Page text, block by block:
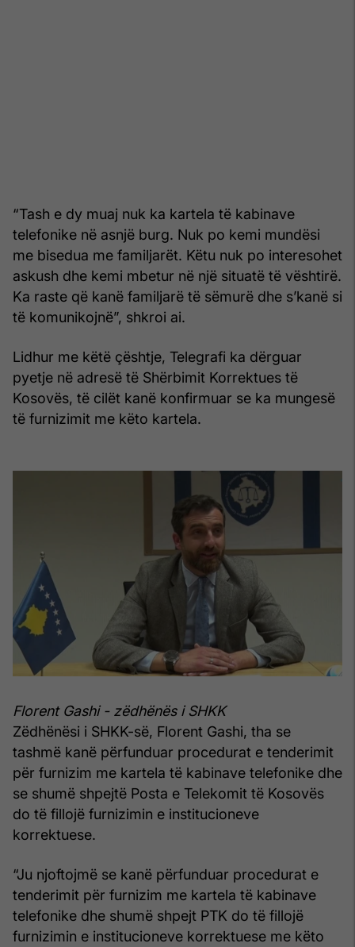
“Tash e dy muaj nuk ka kartela të kabinave
telefonike në asnjë burg. Nuk po kemi mundësi
me bisedua me familjarët. Këtu nuk po interesohet
askush dhe kemi mbetur në një situatë të vështirë.
Ka raste që kanë familjarë të sëmurë dhe s’kanë si
të komunikojnë”, shkroi ai.
Lidhur me këtë çështje, Telegrafi ka dërguar
pyetje në adresë të Shërbimit Korrektues të
Kosovës, të cilët kanë konfirmuar se ka mungesë
të furnizimit me këto kartela.
Florent Gashi - zëdhënës i SHKK
Zëdhënësi i SHKK-së, Florent Gashi, tha se
tashmë kanë përfunduar procedurat e tenderimit
për furnizim me kartela të kabinave telefonike dhe
se shumë shpejtë Posta e Telekomit të Kosovës
do të fillojë furnizimin e institucioneve
korrektuese.
“Ju njoftojmë se kanë përfunduar procedurat e
tenderimit për furnizim me kartela të kabinave
telefonike dhe shumë shpejt PTK do të fillojë
furnizimin e institucioneve korrektuese me këto